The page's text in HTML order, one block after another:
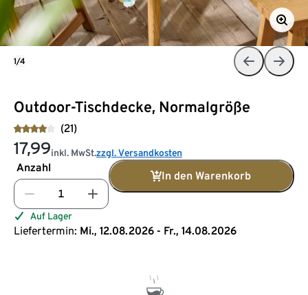
Outdoor-Tischdecke, Normalgröße
(21)
17,99inkl. MwSt.zzgl. Versandkosten
Anzahl
In den Warenkorb
Auf Lager
Liefertermin: Mi., 12.08.2026 - Fr., 14.08.2026
1/4